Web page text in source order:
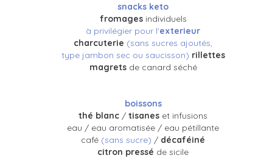
snacks keto
fromagesindividuels
à privilégier pour l'exterieur
charcuterie (sans sucres ajoutés,
type jambon sec ou saucisson) rillettes
magretsde canard séché
boissons
thé blanc / tisanes et infusions
eau / eau aromatisée / eau pétillante
café (sans sucre) / décaféiné
citron pressé de sicile